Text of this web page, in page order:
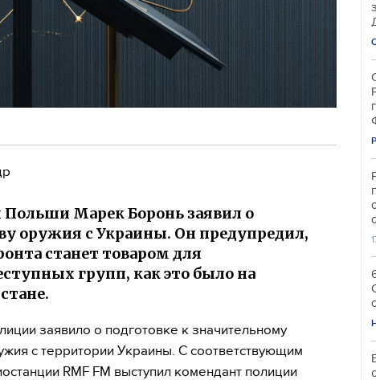
Марек Боронь заявил о
оружия с Украины. Он предупредил,
станет товаром для
групп, как это было на
заявило о подготовке к значительному
с территории Украины. С соответствующим
RMF FM выступил комендант полиции